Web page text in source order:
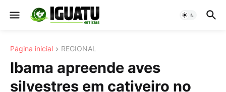
Página inicial REGIONAL
Ibama apreende aves
silvestres em cativeiro no